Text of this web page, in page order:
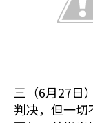
三（6月27日
判决，但一切